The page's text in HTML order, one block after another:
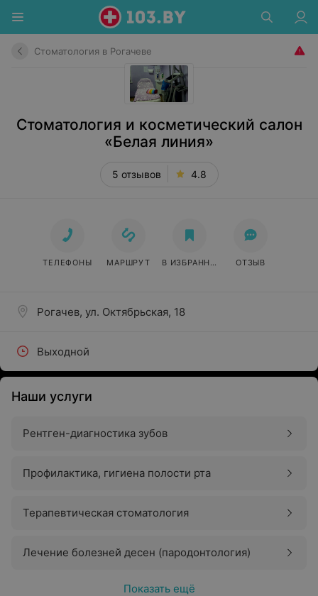
Стоматология в Рогачеве
Стоматология и косметический салон
«Белая линия»
5 отзывов 4.8
Рогачев, ул. Октябрьская, 18
Выходной
ТЕЛЕФОНЫ МАРШРУТ В ИЗБРАННОЕ ОТЗЫВ
Наши услуги
Рентген-диагностика зубов
Профилактика, гигиена полости рта
Терапевтическая стоматология
Лечение болезней десен (пародонтология)
Показать ещё